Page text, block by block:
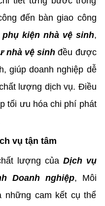
đến bàn giao công
phụ kiện nhà vệ sinh,
nhà vệ sinh đều được
giúp doanh nghiệp dễ
lượng dịch vụ. Điều
tối ưu hóa chi phí phát
vụ tận tâm
lượng của Dịch vụ
Doanh nghiệp, Môi
những cam kết cụ thể